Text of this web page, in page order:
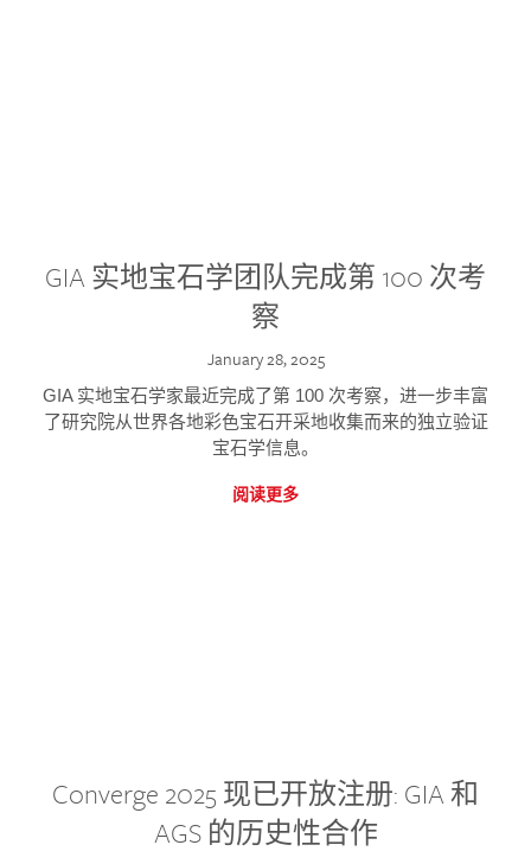
GIA 实地宝石学团队完成第 100 次考
察
January 28, 2025
GIA 实地宝石学家最近完成了第 100 次考察，进一步丰富
了研究院从世界各地彩色宝石开采地收集而来的独立验证
宝石学信息。
阅读更多
Converge 2025 现已开放注册: GIA 和
AGS 的历史性合作